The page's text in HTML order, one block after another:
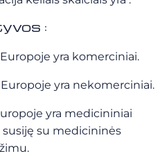
:
yra komerciniai.
yra nekomerciniai.
yra medicininiai
susiję su medicininės